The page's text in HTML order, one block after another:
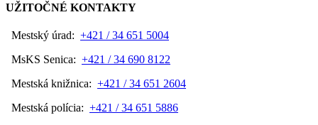
UŽITOČNÉ KONTAKTY
Mestský úrad: +421 / 34 651 5004
MsKS Senica: +421 / 34 690 8122
Mestská knižnica: +421 / 34 651 2604
Mestská polícia: +421 / 34 651 5886